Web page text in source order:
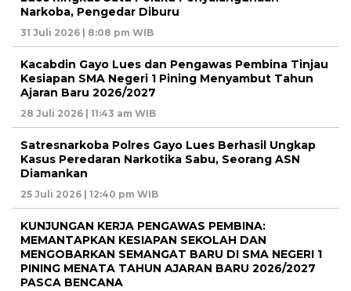
Narkoba, Pengedar Diburu
31 Juli 2026 | 8:08 pm WIB
Kacabdin Gayo Lues dan Pengawas Pembina Tinjau
Kesiapan SMA Negeri 1 Pining Menyambut Tahun
Ajaran Baru 2026/2027
28 Juli 2026 | 11:43 am WIB
Satresnarkoba Polres Gayo Lues Berhasil Ungkap
Kasus Peredaran Narkotika Sabu, Seorang ASN
Diamankan
25 Juli 2026 | 12:40 pm WIB
KUNJUNGAN KERJA PENGAWAS PEMBINA:
MEMANTAPKAN KESIAPAN SEKOLAH DAN
MENGOBARKAN SEMANGAT BARU DI SMA NEGERI 1
PINING MENATA TAHUN AJARAN BARU 2026/2027
PASCA BENCANA